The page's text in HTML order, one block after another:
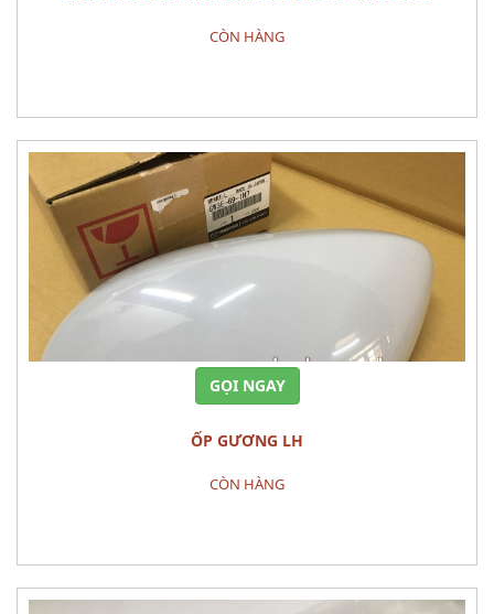
CÒN HÀNG
GỌI NGAY
ỐP GƯƠNG LH
CÒN HÀNG